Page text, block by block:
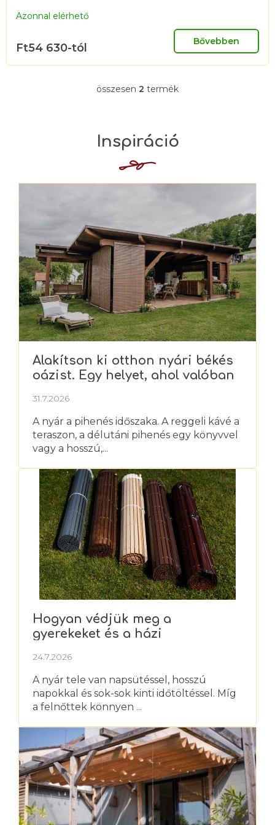
Azonnal elérhető
Ft54 630-tól Bővebben
L
t
i
r
y
í
t
á
s
e
l
e
m
e
összesen 2 termék
Alakítson ki otthon nyári békés
oázist. Egy helyet, ahol valóban
31.7.2026
A nyár a pihenés időszaka. A reggeli kávé a
teraszon, a délutáni pihenés egy könyvvel
vagy a hosszú,...
Hogyan védjük meg a
gyerekeket és a házi
24.7.2026
A nyár tele van napsütéssel, hosszú
napokkal és sok-sok kinti időtöltéssel. Míg
a felnőttek könnyen ...